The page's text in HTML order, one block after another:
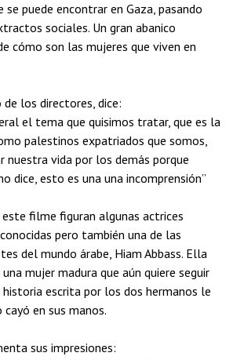
se puede encontrar en Gaza, pasando
sociales. Un gran abanico
cómo son las mujeres que viven en
de los directores, dice:
el tema que quisimos tratar, que es la
palestinos expatriados que somos,
nuestra vida por los demás porque
dice, esto es una una incomprensión”
filme figuran algunas actrices
pero también una de las
del mundo árabe, Hiam Abbass. Ella
mujer madura que aún quiere seguir
historia escrita por los dos hermanos le
en sus manos.
sus impresiones: